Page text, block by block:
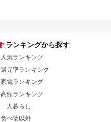
ランキングから探す
人気ランキング
還元率ランキング
家電ランキング
高額ランキング
一人暮らし
食べ物以外